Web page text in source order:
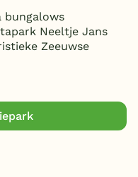
bungalows
Neeltje Jans
Zeeuwse